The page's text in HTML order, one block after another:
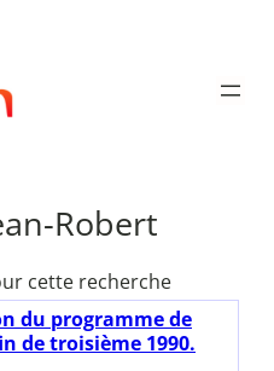
Robert
cette recherche
du programme de
de troisième 1990.